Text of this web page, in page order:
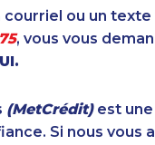
courriel ou un
, vous vous
(MetCrédit)est une
Si nous vous